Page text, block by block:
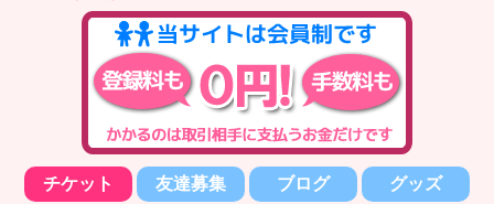
チケット 友達募集 ブログ グッズ